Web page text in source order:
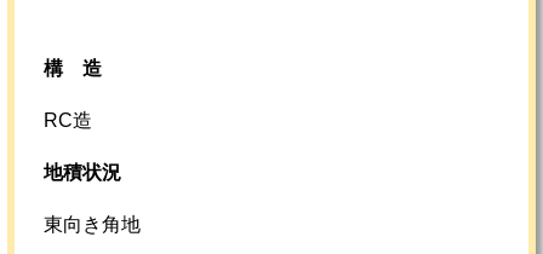
構造
RC造
地積状況
東向き角地